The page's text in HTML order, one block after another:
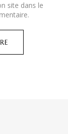
site dans le